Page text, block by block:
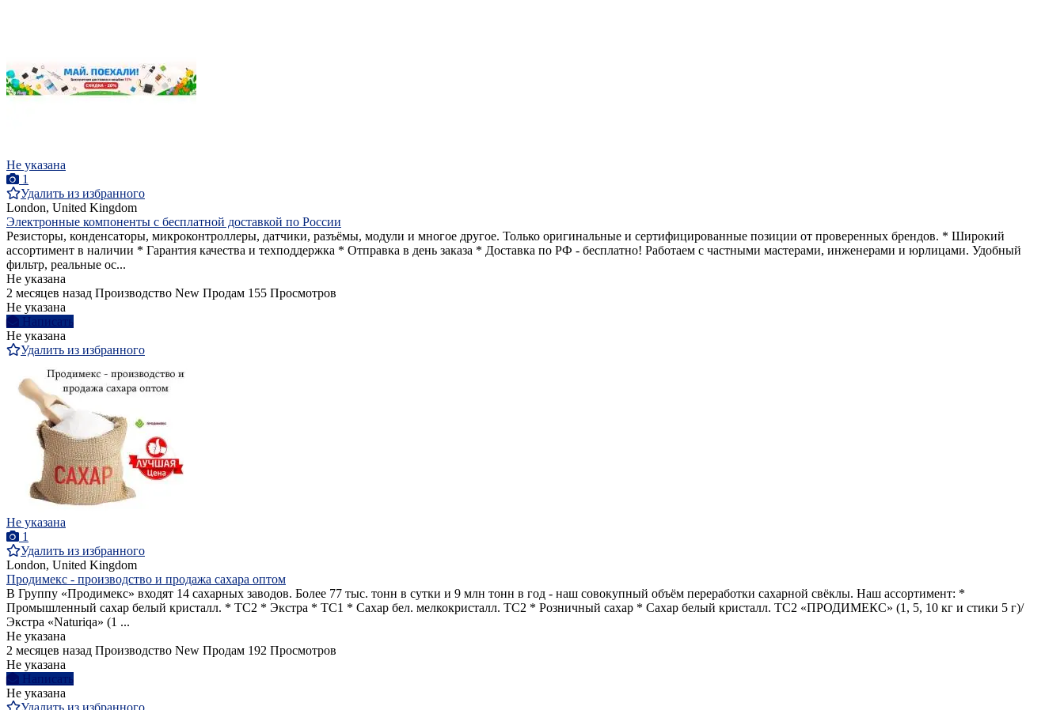
Не указана
1
Удалить из избранного
London, United Kingdom
Электронные компоненты с бесплатной доставкой по России
Резисторы, конденсаторы, микроконтроллеры, датчики, разъёмы, модули и многое другое. Только оригинальные и сертифицированные позиции от проверенных брендов. * Широкий
ассортимент в наличии * Гарантия качества и техподдержка * Отправка в день заказа * Доставка по РФ - бесплатно! Работаем с частными мастерами, инженерами и юрлицами. Удобный
фильтр, реальные ос...
Не указана
2 месяцев назад Производство New Продам 155 Просмотров
Не указана
Написать
Не указана
Удалить из избранного
Не указана
1
Удалить из избранного
London, United Kingdom
Продимекс - производство и продажа сахара оптом
В Группу «Продимекс» входят 14 сахарных заводов. Более 77 тыс. тонн в сутки и 9 млн тонн в год - наш совокупный объём переработки сахарной свёклы. Наш ассортимент: *
Промышленный сахар белый кристалл. * ТС2 * Экстра * ТС1 * Сахар бел. мелкокристалл. ТС2 * Розничный сахар * Сахар белый кристалл. ТС2 «ПРОДИМЕКС» (1, 5, 10 кг и стики 5 г)/
Экстра «Naturiqa» (1 ...
Не указана
2 месяцев назад Производство New Продам 192 Просмотров
Не указана
Написать
Не указана
Удалить из избранного